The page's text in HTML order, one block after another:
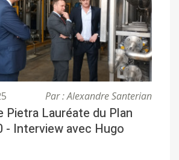
Par : Alexandre Santerian
Pietra Lauréate du Plan
- Interview avec Hugo